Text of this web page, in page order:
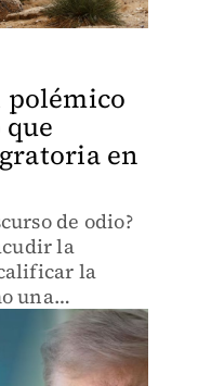
polémico
en
de odio?
la
la
una
qué dijo